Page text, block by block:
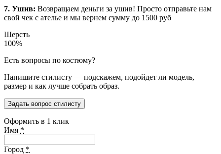
7. Ушив: Возвращаем деньги за ушив! Просто отправьте нам
свой чек с ателье и мы вернем сумму до 1500 руб
Шерсть
100%
Есть вопросы по костюму?
Напишите стилисту — подскажем, подойдет ли модель,
размер и как лучше собрать образ.
Задать вопрос стилисту
Оформить в 1 клик
Имя *
Город *